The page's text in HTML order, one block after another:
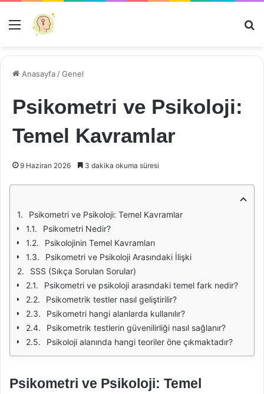
Menü
Anasayfa /Genel
Psikometri ve Psikoloji:
Temel Kavramlar
9 Haziran 2026 3 dakika okuma süresi
Psikometri ve Psikoloji: Temel Kavramlar
Psikometri Nedir?
Psikolojinin Temel Kavramları
Psikometri ve Psikoloji Arasındaki İlişki
SSS (Sıkça Sorulan Sorular)
Psikometri ve psikoloji arasındaki temel fark nedir?
Psikometrik testler nasıl geliştirilir?
Psikometri hangi alanlarda kullanılır?
Psikometrik testlerin güvenilirliği nasıl sağlanır?
Psikoloji alanında hangi teoriler öne çıkmaktadır?
Psikometri ve Psikoloji: Temel